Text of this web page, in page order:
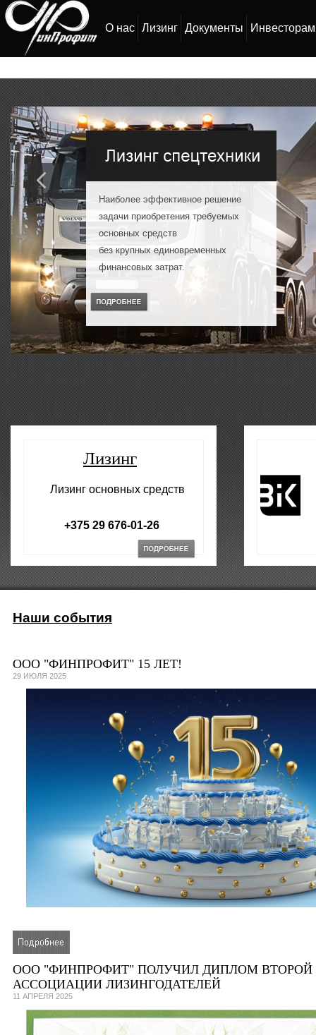
О нас Лизинг Документы Инвесторам
Наиболее эффективное решение
задачи приобретения требуемых
основных средств
без крупных единовременных
финансовых затрат.
Лизинг
Лизинг основных средств
+375 29 676-01-26
Наши события
ООО "ФИНПРОФИТ" 15 ЛЕТ!
29 ИЮЛЯ 2025
ООО "ФИНПРОФИТ" ПОЛУЧИЛ ДИПЛОМ ВТОРОЙ
АССОЦИАЦИИ ЛИЗИНГОДАТЕЛЕЙ
11 АПРЕЛЯ 2025